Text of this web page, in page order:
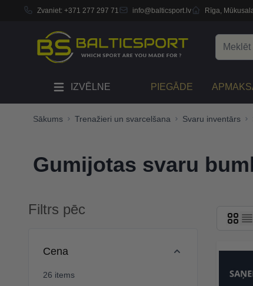
Zvaniet: +371 277 297 71 info@balticsport.lv Rīga,
IZVĒLNE PIEGĀDE
Sākums Trenažieri un svarcelšana Svaru inventārs
Gumijotas svaru
Filtrs pēc
Cena
26 items